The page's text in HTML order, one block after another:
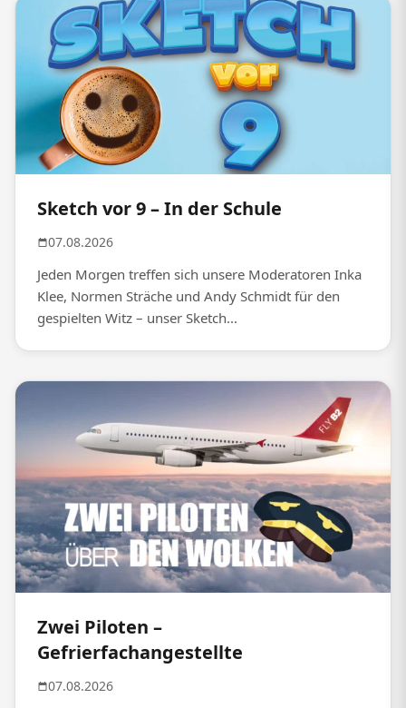
Sketch vor 9 – In der Schule
07.08.2026
Jeden Morgen treffen sich unsere Moderatoren Inka
Klee, Normen Sträche und Andy Schmidt für den
gespielten Witz – unser Sketch...
Zwei Piloten –
Gefrierfachangestellte
07.08.2026